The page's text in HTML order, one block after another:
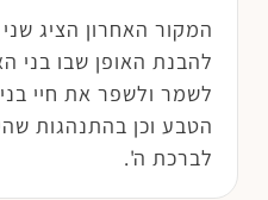
המקור האחרון הציג
להבנת האופן שבו בני
לשמר ולשפר את חיי
הטבע וכן בהתנהגות
לברכת ה'.